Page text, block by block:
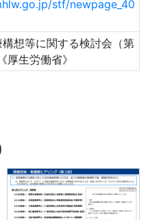
stf/newpage_40
想等に関する検討会（第
生労働省》